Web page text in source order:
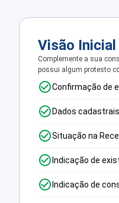
Visão Inicial
Complemente a sua
possui algum protesto
Confirmação de
Dados
Situação na
Indicação de
Indicação de